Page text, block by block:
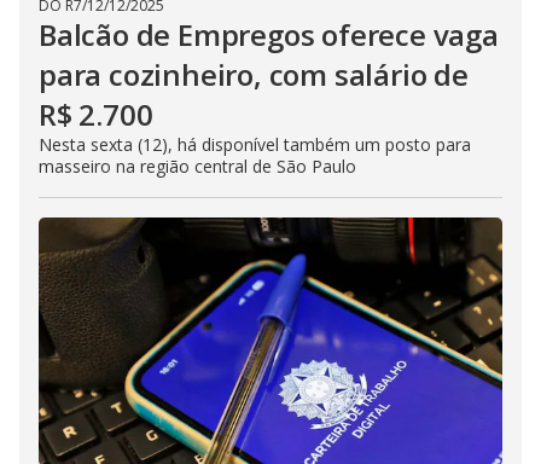
DO R7/12/12/2025
Balcão de Empregos oferece vaga
para cozinheiro, com salário de
R$ 2.700
Nesta sexta (12), há disponível também um posto para
masseiro na região central de São Paulo